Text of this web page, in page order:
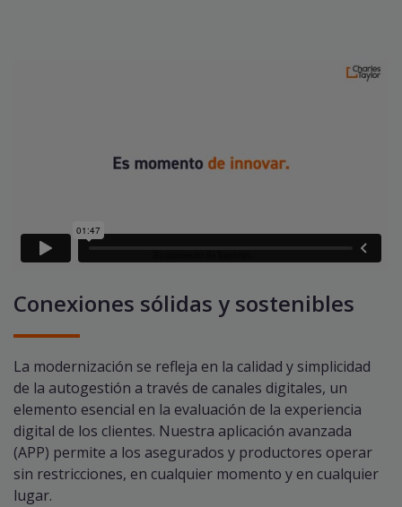
Conexiones sólidas y sostenibles
La modernización se refleja en la calidad y simplicidad
de la autogestión a través de canales digitales, un
elemento esencial en la evaluación de la experiencia
digital de los clientes. Nuestra aplicación avanzada
(APP) permite a los asegurados y productores operar
sin restricciones, en cualquier momento y en cualquier
lugar.